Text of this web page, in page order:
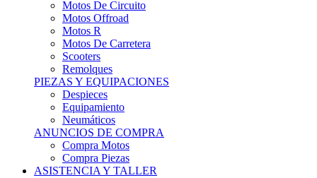
Motos R
Motos De Carretera
Scooters
Remolques
PIEZAS Y EQUIPACIONES
Despieces
Equipamiento
Neumáticos
ANUNCIOS DE COMPRA
Compra Motos
Compra Piezas
ASISTENCIA Y TALLER
ASISTENCIA Y TALLER